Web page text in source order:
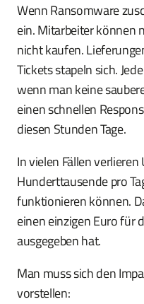
Wenn Ransomware
ein. Mitarbeiter können
nicht kaufen.
Tickets stapeln sich.
wenn man keine
einen schnellen
diesen Stunden Tage.
In vielen Fällen
Hunderttausende pro
funktionieren können.
einen einzigen Euro für
ausgegeben hat.
Man muss sich den
vorstellen: